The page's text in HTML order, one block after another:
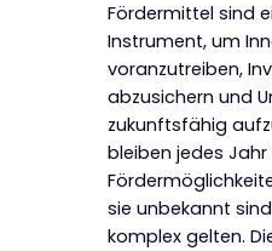
Fördermittel sind
Instrument, um
voranzutreiben,
abzusichern und
zukunftsfähig
bleiben jedes Jahr
sie unbekannt
komplex gelten.